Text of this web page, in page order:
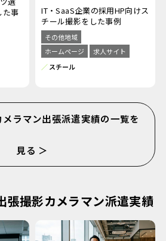
た事
IT・SaaS企業の採用HP向けス
チール撮影をした事例
その他地域
ホームページ
求人サイト
スチール
ラマン出張派遣実績の一覧を
見る ＞
張撮影カメラマン派遣実績